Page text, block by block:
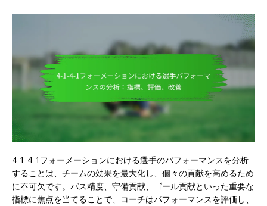
4-1-4-1フォーメーションにおける選手のパフォーマンスを分析
することは、チームの効果を最大化し、個々の貢献を高めるため
に不可欠です。パス精度、守備貢献、ゴール貢献といった重要な
指標に焦点を当てることで、コーチはパフォーマンスを評価し、